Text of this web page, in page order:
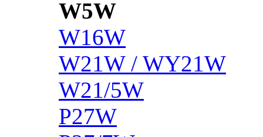
W5W
W16W
W21W / WY21W
W21/5W
P27W